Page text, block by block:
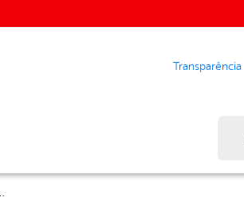
Transparência
em Garanhuns